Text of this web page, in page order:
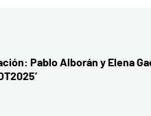
Pablo Alborán y Elena